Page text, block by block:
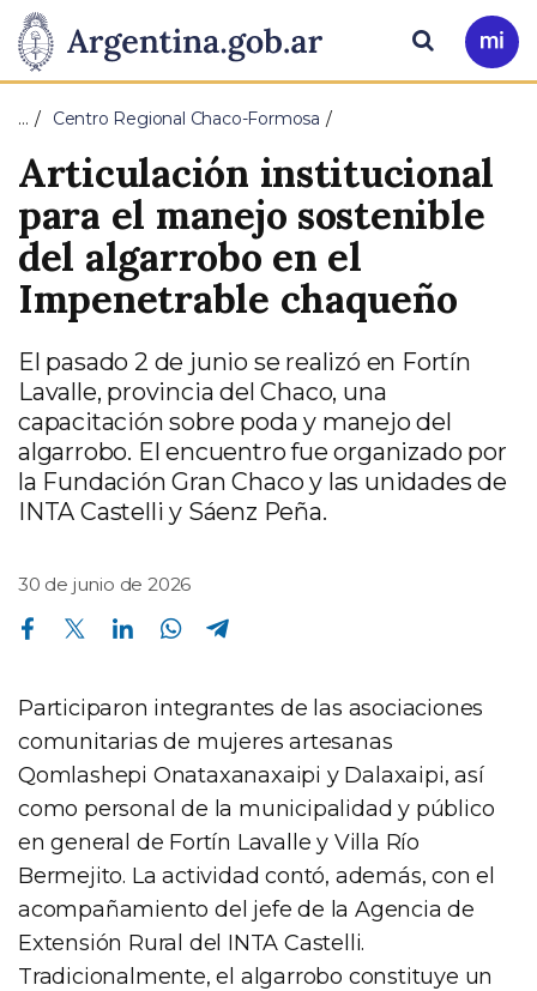
Presidencia
de
Nación
Pasar al contenido principal
Ir
a
Buscar
… Centro Regional Chaco-Formosa
Articulación institucional
para el manejo sostenible
del algarrobo en el
Impenetrable chaqueño
El pasado 2 de junio se realizó en Fortín
Lavalle, provincia del Chaco, una
capacitación sobre poda y manejo del
algarrobo. El encuentro fue organizado por
la Fundación Gran Chaco y las unidades de
INTA Castelli y Sáenz Peña.
30 de junio de 2026
Compartir en Facebook Compartir en Twitter Compartir en Linkedin Compartir en Whatsapp
Participaron integrantes de las asociaciones
comunitarias de mujeres artesanas
Qomlashepi Onataxanaxaipi y Dalaxaipi, así
como personal de la municipalidad y público
en general de Fortín Lavalle y Villa Río
Bermejito. La actividad contó, además, con el
acompañamiento del jefe de la Agencia de
Extensión Rural del INTA Castelli.
Tradicionalmente, el algarrobo constituye un